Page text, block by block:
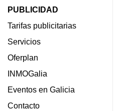
PUBLICIDAD
Tarifas publicitarias
Servicios
Oferplan
INMOGalia
Eventos en Galicia
Contacto